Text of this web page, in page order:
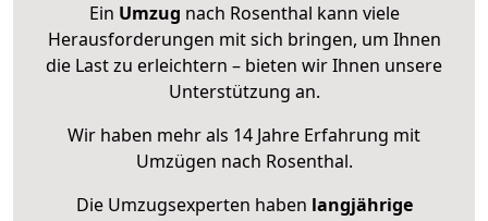
Ein Umzug nach Rosenthal kann viele
Herausforderungen mit sich bringen, um Ihnen
die Last zu erleichtern – bieten wir Ihnen unsere
Unterstützung an.
Wir haben mehr als 14 Jahre Erfahrung mit
Umzügen nach Rosenthal.
Die Umzugsexperten haben langjährige